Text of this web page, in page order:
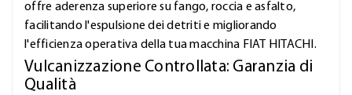
offre aderenza superiore su fango, roccia e asfalto,
facilitando l'espulsione dei detriti e migliorando
l'efficienza operativa della tua macchina FIAT HITACHI.
Vulcanizzazione Controllata: Garanzia di
Qualità